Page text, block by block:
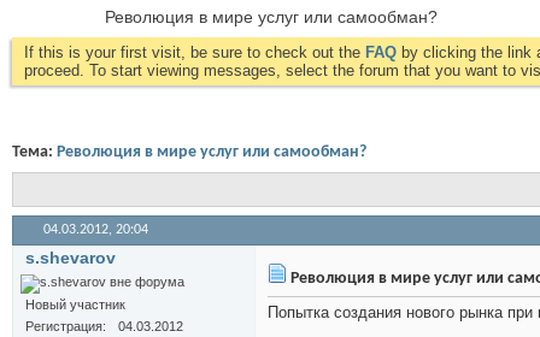
Революция в мире услуг или самообман?
If this is your first visit, be sure to check out the FAQ by clicking the link
proceed. To start viewing messages, select the forum that you want to
Тема: Революция в мире услуг или самообман?
04.03.2012, 20:04
s.shevarov
Новый участник
Регистрация
04.03.2012
Революция в мире услуг или
Попытка создания нового рынка